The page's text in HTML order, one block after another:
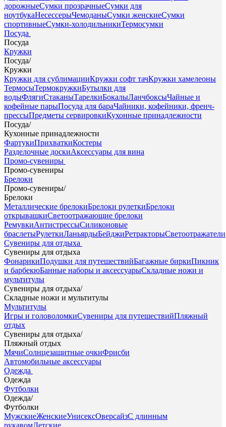
дорожныеСумки прозрачныеСумки для
ноутбукаНесессерыЧемоданыСумки женскиеСумки
спортивныеСумки-холодильникиТермосумки
Посуда
Посуда
Кружки
Посуда/
Кружки
Кружки для сублимацииКружки софт тачКружки хамелеоны
ТермосыТермокружкиБутылки для
водыФлягиСтаканыТарелкиБокалыЛанчбоксыЧайные и
кофейные парыПосуда для бараЧайники, кофейники, френч-
прессыПредметы сервировкиКухонные принадлежности
Посуда/
Кухонные принадлежности
ФартукиПрихваткиКостеры
Разделочные доскиАксессуары для вина
Промо-сувениры
Промо-сувениры
Брелоки
Промо-сувениры/
Брелоки
Металлические брелокиБрелоки рулеткиБрелоки
открывашкиСветоотражающие брелоки
РемувкиАнтистрессыСиликоновые
браслетыРулеткиЛаньярдыБейджиРетракторыСветоотражатели
Сувениры для отдыха
Сувениры для отдыха
ФонарикиПодушки для путешествийБагажные биркиПикник
и барбекюБанные наборы и аксессуарыСкладные ножи и
мультитулы
Сувениры для отдыха/
Складные ножи и мультитулы
Мультитулы
Игры и головоломкиСувениры для путешествийПляжный
отдых
Сувениры для отдыха/
Пляжный отдых
МячиСолнцезащитные очкиФрисби
Автомобильные аксессуары
Одежда
Одежда
Футболки
Одежда/
Футболки
МужскиеЖенскиеУнисексОверсайзС длинным
рукавомДетские